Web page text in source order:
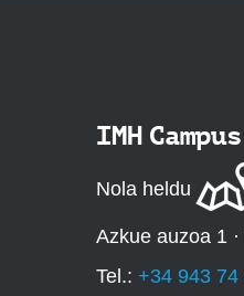
IMH Campus
Nola heldu
Azkue auzoa 1
Tel.: +34 943 74